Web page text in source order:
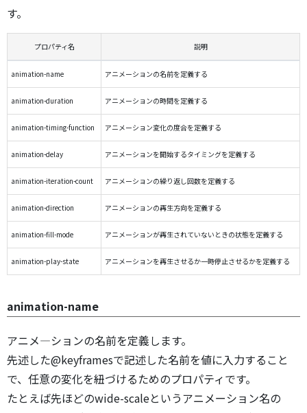
す。
プロパティ名 説明
animation-name アニメーションの名前を定義する
animation-duration アニメーションの時間を定義する
animation-timing-function アニメーション変化の度合を定義する
animation-delay アニメーションを開始するタイミングを定義する
animation-iteration-count アニメーションの繰り返し回数を定義する
animation-direction アニメーションの再生方向を定義する
animation-fill-mode アニメーションが再生されていないときの状態を定義する
animation-play-state アニメーションを再生させるか一時停止させるかを定義する
animation-name
アニメ―ションの名前を定義します。
先述した@keyframesで記述した名前を値に入力すること
で、任意の変化を紐づけるためのプロパティです。
たとえば先ほどのwide-scaleというアニメーション名の